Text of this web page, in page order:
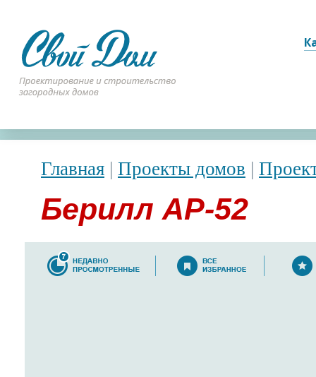
Главная | Проекты домов |
Берилл АР-52